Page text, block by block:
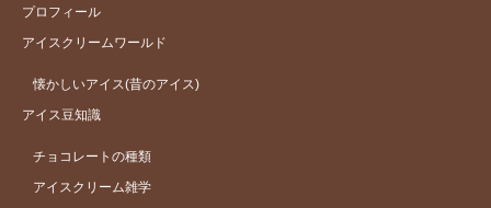
プロフィール
アイスクリームワールド
懐かしいアイス(昔のアイス)
アイス豆知識
チョコレートの種類
アイスクリーム雑学